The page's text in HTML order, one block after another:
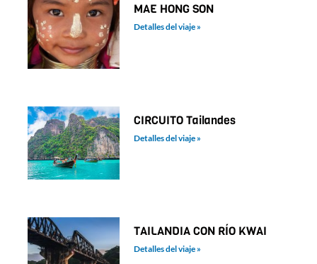
MAE HONG SON
Detalles del viaje »
CIRCUITO Tailandes
Detalles del viaje »
TAILANDIA CON RÍO KWAI
Detalles del viaje »